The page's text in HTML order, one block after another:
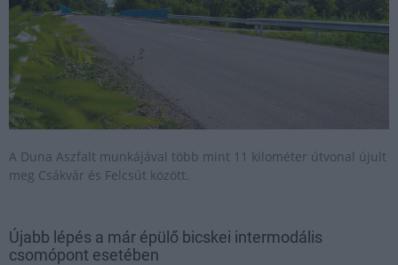
A Duna Aszfalt munkájával több mint 11 kilométer útvonal újult
meg Csákvár és Felcsút között.
Újabb lépés a már épülő bicskei intermodális
csomópont esetében